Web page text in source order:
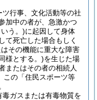
行事、文化活動等の社
加中の者が、急激かつ
う。)に起因して身体
て死亡した場合もしく
その機能に重大な障害
様とする。)を生じた場
またはその者の相続人
この「住民スポーツ等
ガスまたは有毒物質を